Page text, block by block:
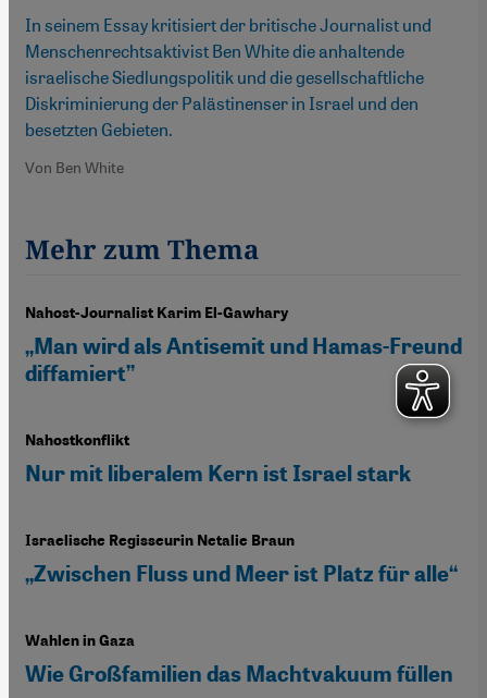
In seinem Essay kritisiert der britische Journalist und
Menschenrechtsaktivist Ben White die anhaltende
israelische Siedlungspolitik und die gesellschaftliche
Diskriminierung der Palästinenser in Israel und den
besetzten Gebieten.
Von Ben White
Mehr zum Thema
Nahost-Journalist Karim El-Gawhary
„Man wird als Antisemit und Hamas-Freund
diffamiert”
Nahostkonflikt
Nur mit liberalem Kern ist Israel stark
Israelische Regisseurin Netalie Braun
„Zwischen Fluss und Meer ist Platz für alle“
Wahlen in Gaza
Wie Großfamilien das Machtvakuum füllen